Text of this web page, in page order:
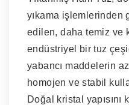
yıkama işlemlerinden
edilen, daha temiz ve
endüstriyel bir tuz
yabancı maddelerin
homojen ve stabil
Doğal kristal yapısını